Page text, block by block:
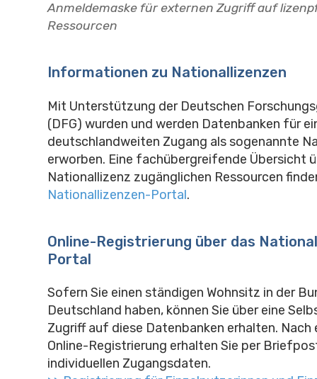
Anmeldemaske für externen Zugriff auf
Ressourcen
Informationen zu Nationallizenzen
Mit Unterstützung der Deutschen
(DFG) wurden und werden Datenbanken für
deutschlandweiten Zugang als sogenannte
erworben. Eine fachübergreifende Übersicht
Nationallizenz zugänglichen Ressourcen
Nationallizenzen-Portal.
Online-Registrierung über das
Portal
Sofern Sie einen ständigen Wohnsitz in der
Deutschland haben, können Sie über eine
Zugriff auf diese Datenbanken erhalten.
Online-Registrierung erhalten Sie per
individuellen Zugangsdaten.